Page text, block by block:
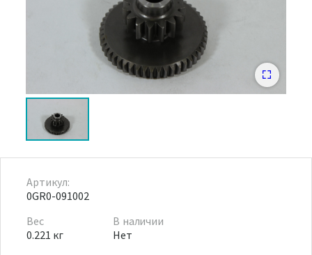
Артикул:
0GR0-091002
Вес
0.221 кг
В наличии
Нет